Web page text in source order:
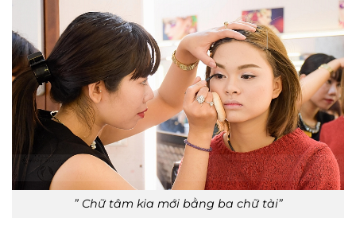
” Chữ tâm kia mới bằng ba chữ tài”